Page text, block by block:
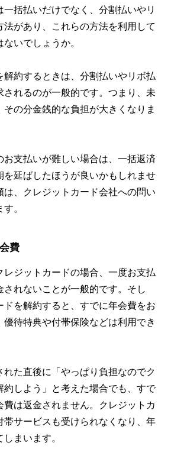
一括払いだけでなく、分割払いやリ
法があり、これらの方法を利用して
いでしょうか。
解約するときは、分割払いやリボ払
されるのが一般的です。つまり、未
の分金銭的な負担が大きくなりま
お支払いが難しい場合は、一括返済
を延ばしたほうが良いかもしれませ
は、クレジットカード会社への問い
。
費
レジットカードの場合、一度お支払
されないことが一般的です。そし
ドを解約すると、すでに年会費をお
優待特典や付帯保険などは利用でき
れた直後に「やっぱり負担なのでク
約しよう」と考えた場合でも、すで
費は返金されません。クレジットカ
帯サービスも受けられなくなり、年
まいます。